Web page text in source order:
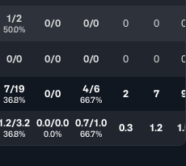
1/2
50.0% 0/0 0/0 0 0 0
0/0 0/0 0/0 0 0 0
7/19
36.8% 0/0 4/6
66.7% 2 7 9
3.2
36.8%
0.0/0.0
0.0%
0.7/1.0
66.7% 0.3 1.2